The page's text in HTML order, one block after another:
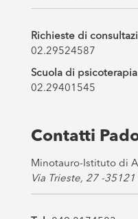
Richieste di
02.29524587
Scuola di
02.29401545
Contatti
Minotauro-Istituto di
Via Trieste, 27 -35121